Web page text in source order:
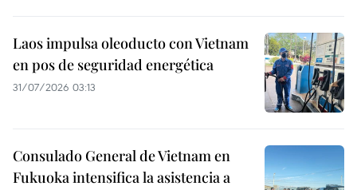
Laos impulsa oleoducto con Vietnam
en pos de seguridad energética
31/07/2026 03:13
Consulado General de Vietnam en
Fukuoka intensifica la asistencia a